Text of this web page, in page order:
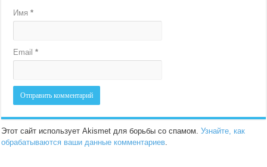
Имя*
Email*
Этот сайт использует Akismet для борьбы со спамом.Узнайте, как
обрабатываются ваши данные комментариев.